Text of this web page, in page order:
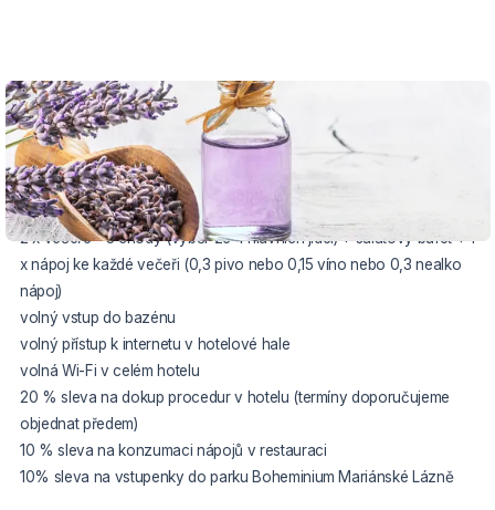
VOUCHER DO 20.12.2026
Cena balíčku zahrnuje:
2 x ubytování s polopenzí
2 x bufetová snídaně
2 x večeře - 3 chody (výběr ze 4 hlavních jídel) + salátový bufet + 1
x nápoj ke každé večeři (0,3 pivo nebo 0,15 víno nebo 0,3 nealko
nápoj)
volný vstup do bazénu
volný přístup k internetu v hotelové hale
volná Wi-Fi v celém hotelu
20 % sleva na dokup procedur v hotelu (termíny doporučujeme
objednat předem)
10 % sleva na konzumaci nápojů v restauraci
10% sleva na vstupenky do parku Boheminium Mariánské Lázně